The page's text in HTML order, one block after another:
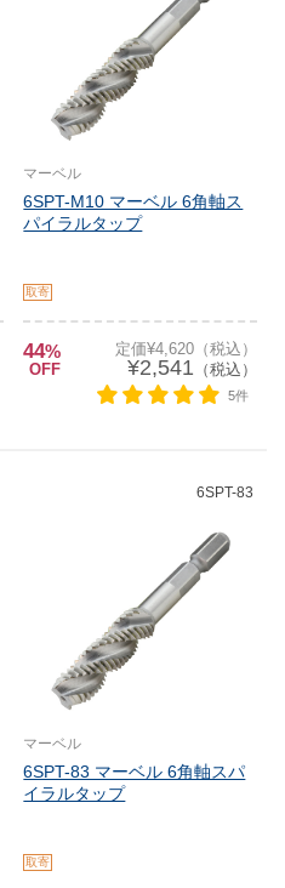
マーベル
6SPT-M10 マーベル 6角軸ス
パイラルタップ
取寄
44%
OFF
定価¥4,620（税込）
¥2,541 （税込）
5件
6SPT-83
マーベル
6SPT-83 マーベル 6角軸スパ
イラルタップ
取寄